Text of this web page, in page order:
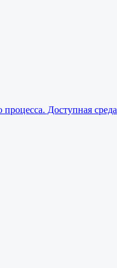
Доступная среда